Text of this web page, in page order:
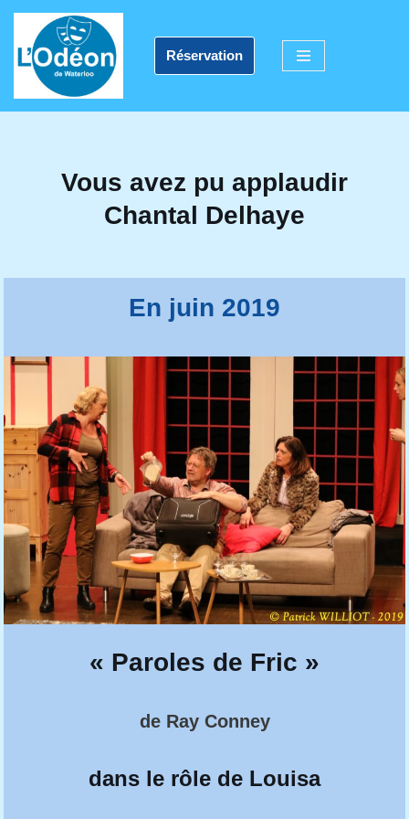
Aller
au
contenu
Réservation
Vous avez pu applaudir
Chantal Delhaye
En juin 2019
« Paroles de Fric »
de Ray Conney
dans le rôle de Louisa